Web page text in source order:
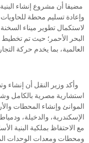
مضيفا أن مشروع إنشاء
وإعادة تسليم محطة
لاستكمال تطوير ميناء
البحر الأحمر؛ حيث تم تخطيط
العالمية، بما يخدم حركة
وأكد وزير النقل أن إنشاء
استشارية مصرية بالكامل
الموانئ وإنشاء المحطات
الإسكندرية، والدخيلة،
مع الاحتفاظ بملكية البنية
ومحطات ومعدات الوحدات